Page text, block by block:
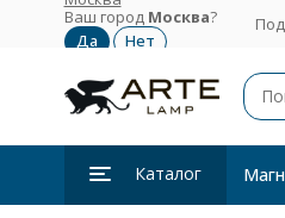
Ваш город Москва?
Каталог